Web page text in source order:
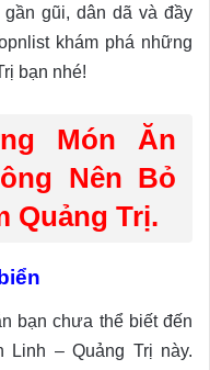
gũi, dân dã và đầy
khám phá những
bạn nhé!
Món Ăn
Nên Bỏ
Quảng Trị.
bạn chưa thể biết đến
Linh – Quảng Trị này.